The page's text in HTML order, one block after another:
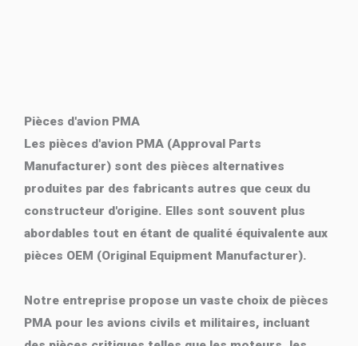
Pièces d'avion PMA
Les pièces d'avion PMA (Approval Parts
Manufacturer) sont des pièces alternatives
produites par des fabricants autres que ceux du
constructeur d'origine. Elles sont souvent plus
abordables tout en étant de qualité équivalente aux
pièces OEM (Original Equipment Manufacturer).
Notre entreprise propose un vaste choix de pièces
PMA pour les avions civils et militaires, incluant